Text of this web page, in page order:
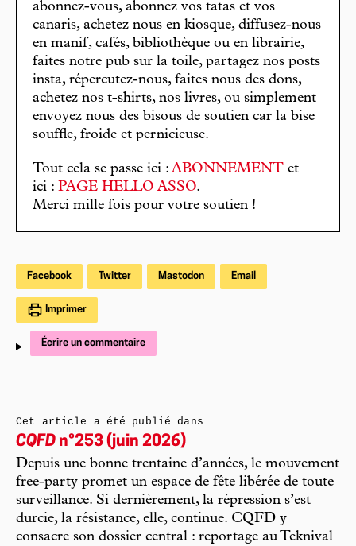
abonnez-vous, abonnez vos tatas et vos
canaris, achetez nous en kiosque, diffusez-nous
en manif, cafés, bibliothèque ou en librairie,
faites notre pub sur la toile, partagez nos posts
insta, répercutez-nous, faites nous des dons,
achetez nos t-shirts, nos livres, ou simplement
envoyez nous des bisous de soutien car la bise
souffle, froide et pernicieuse.
Tout cela se passe ici : ABONNEMENT et
ici : PAGE HELLO ASSO.
Merci mille fois pour votre soutien !
Facebook Twitter Mastodon Email
Imprimer
Écrire un commentaire
Cet article a été publié dans
CQFD n°253 (juin 2026)
Depuis une bonne trentaine d’années, le mouvement
free-party promet un espace de fête libérée de toute
surveillance. Si dernièrement, la répression s’est
durcie, la résistance, elle, continue. CQFD y
consacre son dossier central : reportage au Teknival